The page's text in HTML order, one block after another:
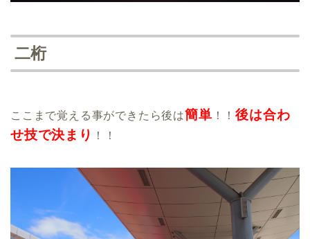
二桁
ここまで覚える事ができたら後は簡単 ！！後は合わ
せ技で決まり
！！